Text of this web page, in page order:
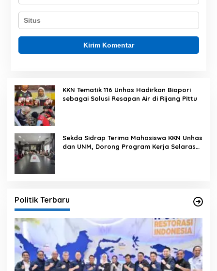
KKN Tematik 116 Unhas Hadirkan Biopori
sebagai Solusi Resapan Air di Rijang Pittu
Sekda Sidrap Terima Mahasiswa KKN Unhas
dan UNM, Dorong Program Kerja Selaras
Politik Terbaru